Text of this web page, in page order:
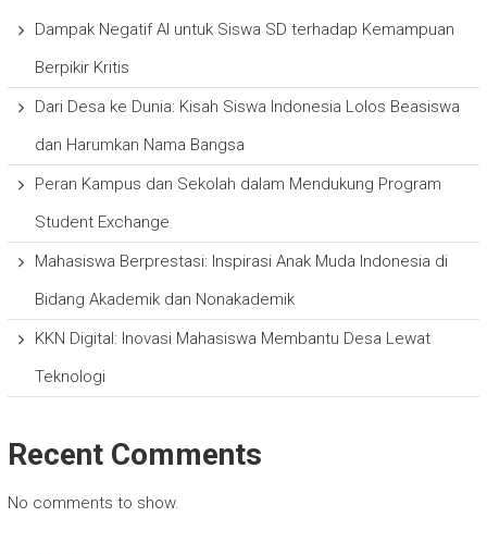
Dampak Negatif AI untuk Siswa SD terhadap Kemampuan
Berpikir Kritis
Dari Desa ke Dunia: Kisah Siswa Indonesia Lolos Beasiswa
dan Harumkan Nama Bangsa
Peran Kampus dan Sekolah dalam Mendukung Program
Student Exchange
Mahasiswa Berprestasi: Inspirasi Anak Muda Indonesia di
Bidang Akademik dan Nonakademik
KKN Digital: Inovasi Mahasiswa Membantu Desa Lewat
Teknologi
Recent Comments
No comments to show.